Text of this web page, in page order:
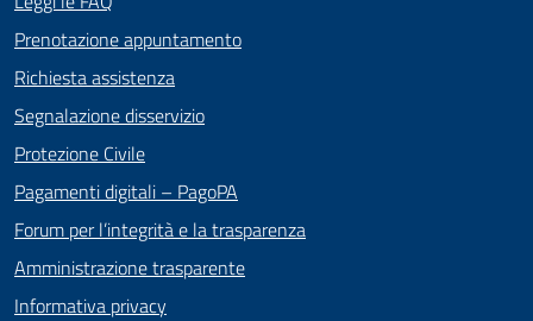
Prenotazione appuntamento
Richiesta assistenza
Segnalazione disservizio
Protezione Civile
Pagamenti digitali – PagoPA
Forum per l’integrità e la trasparenza
Amministrazione trasparente
Informativa privacy